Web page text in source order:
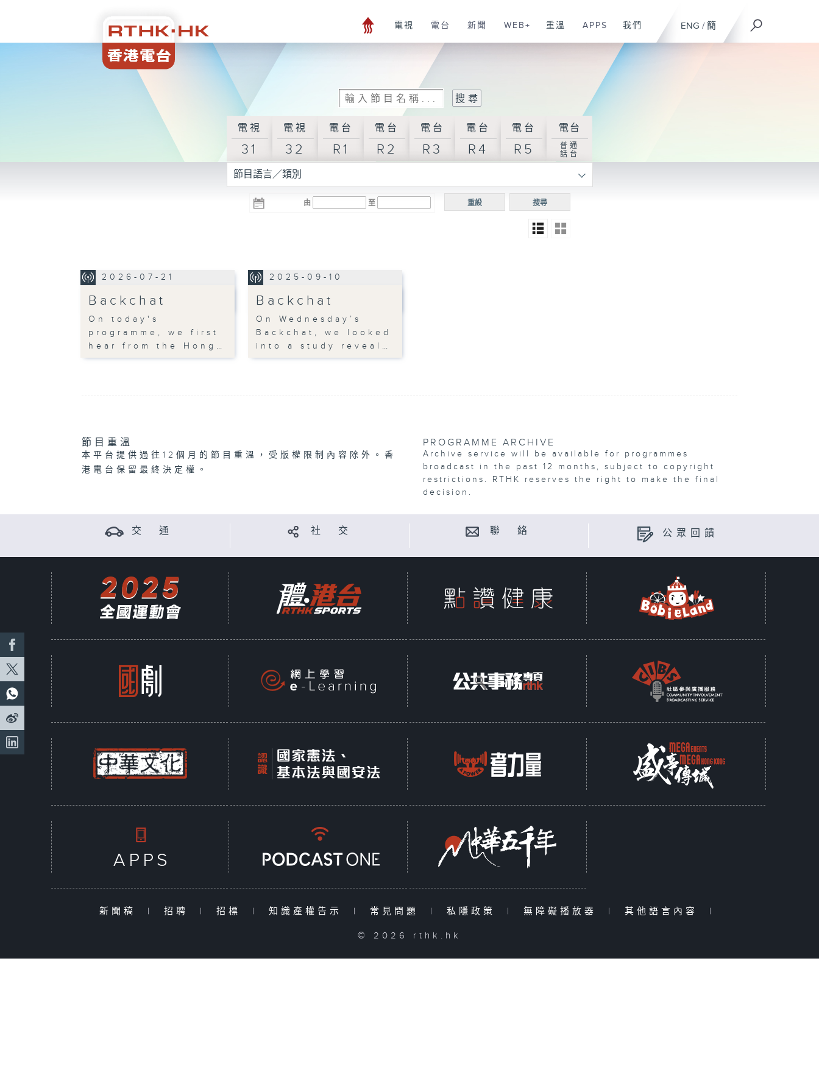
ENG / 簡
電視 電台 新聞 WEB+ 重溫 APPS 我們
電視
31
電視
32
電台
R1
電台
R2
電台
R3
電台
R4
電台
R5
電台
普通
話台
節目語言／類別
由 至 搜尋
重設
2026-07-21
Backchat
On today's
programme, we first
hear from the Hong…
2025-09-10
Backchat
On Wednesday’s
Backchat, we looked
into a study reveal…
節目重溫
本平台提供過往12個月的節目重溫，受版權限制內容除外。香
港電台保留最終決定權。
PROGRAMME ARCHIVE
Archive service will be available for programmes
broadcast in the past 12 months, subject to copyright
restrictions. RTHK reserves the right to make the final
decision.
交 通 社 交 聯 絡 公眾回饋
新聞稿 | 招聘 | 招標 | 知識產權告示 | 常見問題 | 私隱政策 | 無障礙播放器 | 其他語言內容 |
© 2026 rthk.hk